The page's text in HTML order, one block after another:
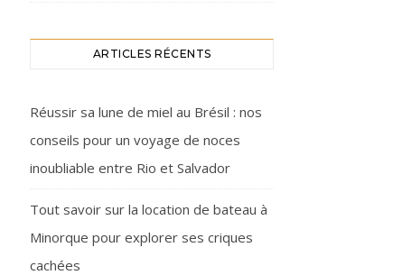
ARTICLES RÉCENTS
Réussir sa lune de miel au Brésil : nos
conseils pour un voyage de noces
inoubliable entre Rio et Salvador
Tout savoir sur la location de bateau à
Minorque pour explorer ses criques
cachées